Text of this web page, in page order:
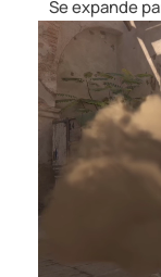
Se expande